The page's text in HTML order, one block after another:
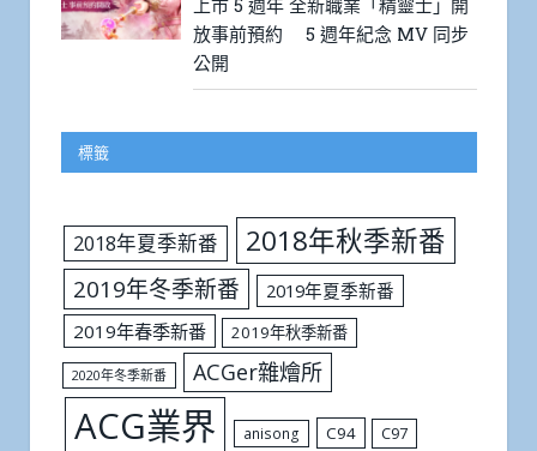
放事前預約 5 週年紀念 MV 同步
公開
標籤
2018年夏季新番 2018年秋季新番
2019年冬季新番
2019年夏季新番
2019年春季新番
2019年秋季新番
2020年冬季新番 ACGer雜燴所
ACG業界 anisong C94 C97